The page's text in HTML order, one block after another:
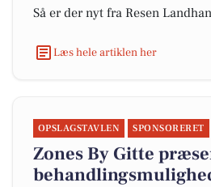
Så er der nyt fra Resen
Læs hele artiklen her
OPSLAGSTAVLEN SPONSORERET
Zones By Gitte